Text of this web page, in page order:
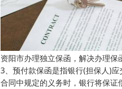
资阳市办理独立保函，解决办理保
3、预付款保函是指银行(担保人)
合同中规定的义务时，银行将保